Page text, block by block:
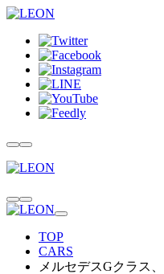
TOP
CARS
メルセデスGクラス